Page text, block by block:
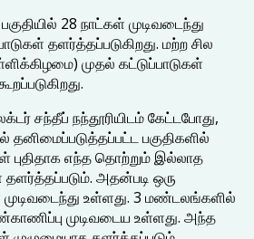
28 நாட்கள் முடிவடைந்து
தளர்த்தப்படுகிறது. மற்ற சில
முதல் கட்டுப்பாடுகள்
சந்தீப் நந்தூரியிடம் கேட்டபோது,
தனிமைப்படுத்தப்பட்ட பகுதிகளில்
புதிதாக எந்த தொற்றும் இல்லாத
தளர்த்தப்படும். அதன்படி ஒரு
உள்ளது. 3 மண்டலங்களில்
முடிவடைய உள்ளது. அந்த